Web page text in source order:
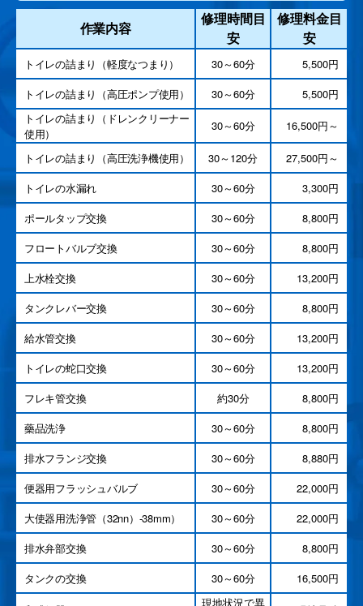
作業内容
修理時間目
安
修理料金目
安
トイレの詰まり（軽度なつまり） 30～60分
5,500円
トイレの詰まり（高圧ポンプ使用）
30～60分
5,500円
トイレの詰まり（ドレンクリーナー
使用）
30～60分 16,500円～
トイレの詰まり（高圧洗浄機使用） 30～120分
27,500円～
トイレの水漏れ
30～60分
3,300円
ポールタップ交換
30～60分
8,800円
フロートバルブ交換
30～60分
8,800円
上水栓交換
30～60分
13,200円
タンクレバー交換
30～60分
8,800円
給水管交換
30～60分
13,200円
トイレの蛇口交換
30～60分
13,200円
フレキ管交換
約30分
8,800円
藥品洗浄
30～60分
8,800円
排水フランジ交換
30～60分
8,880円
便器用フラッシュバルブ
30～60分
22,000円
大使器用洗浄管（32nn）-38mm）
30～60分
22,000円
排水弁部交換
30～60分
8,800円
タンクの交換
30～60分 16,500円
現地状況で異